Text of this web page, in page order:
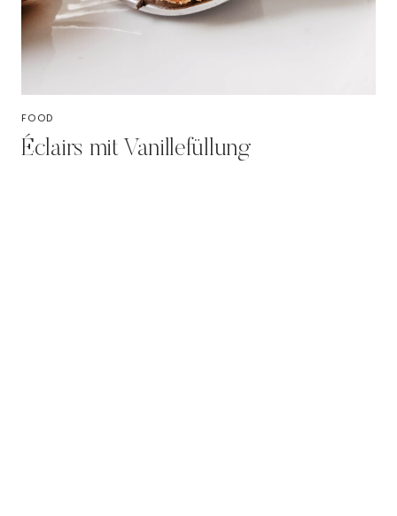
FOOD
Éclairs mit Vanillefüllung